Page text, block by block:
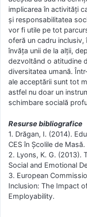
implicarea în activități
și responsabilitatea
vor fi utile pe tot
oferă un cadru inclusiv,
învăța unii de la alții,
dezvoltând o atitudine
diversitatea umană.
ale acceptării sunt tot
astfel nu doar un
schimbare socială
Resurse bibliografice
1. Drăgan, I. (2014).
CES în Școlile de
2. Lyons, K. G. (2013).
Social and Emotional
3. European
Inclusion: The Impact
Employability.